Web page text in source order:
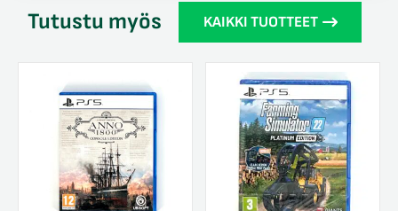
Tutustu myös KAIKKI TUOTTEET